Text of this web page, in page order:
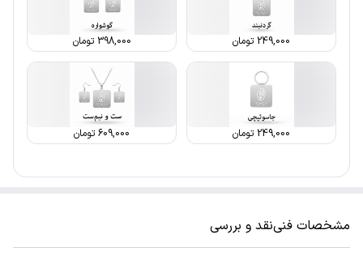
249,000 تومان 398,000 تومان
249,000 تومان 609,000تومان
مشخصات فنینقد و بررسی